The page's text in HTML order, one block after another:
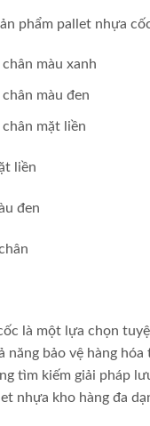
phẩm pallet nhựa
màu xanh
màu đen
mặt liền
là một lựa chọn
năng bảo vệ hàng
tìm kiếm giải pháp
nhựa kho hàng đa